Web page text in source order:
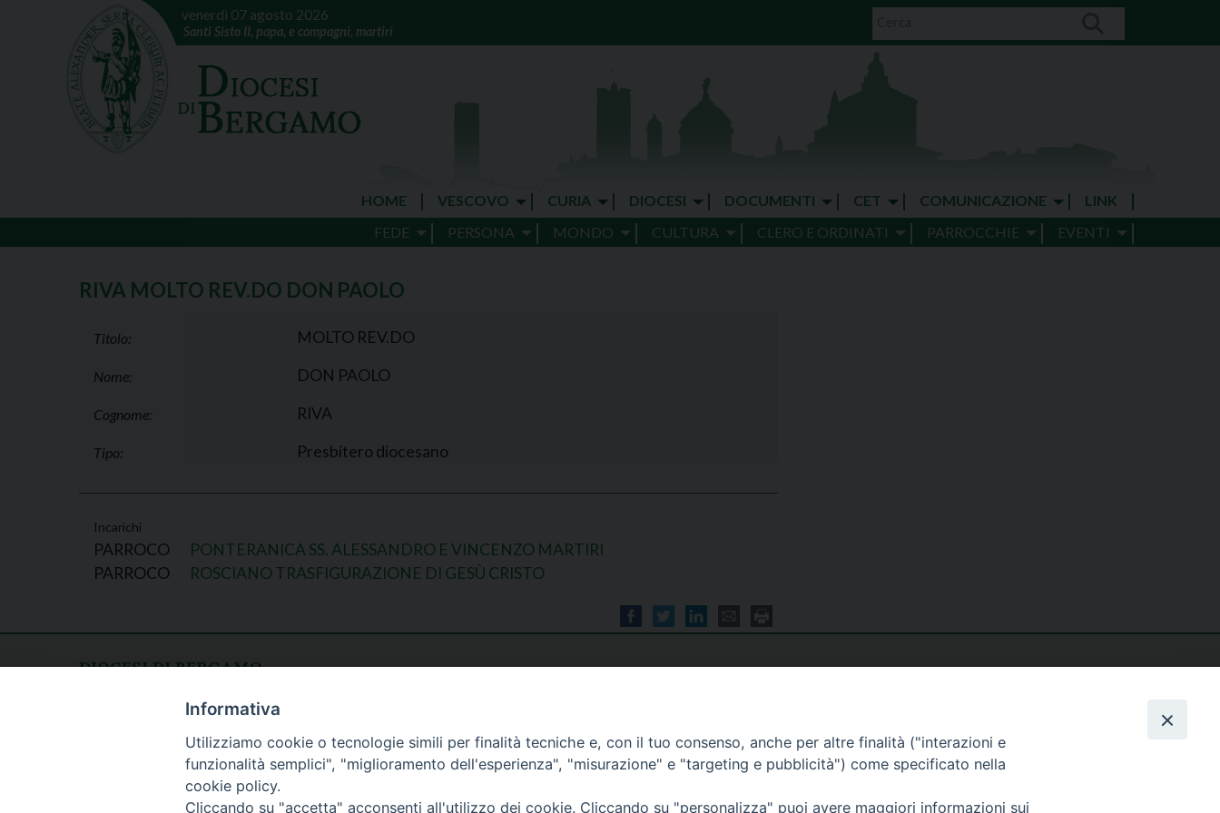
venerdì 07 agosto 2026
Santi Sisto II, papa, e compagni, martiri
HOME VESCOVO CURIA DIOCESI DOCUMENTI CET COMUNICAZIONE
LINK
FEDE
PERSONA MONDO CULTURA CLERO E ORDINATI PARROCCHIE EVENTI
RIVA MOLTO REV.DO DON PAOLO
Titolo: MOLTO REV.DO
Nome: DON PAOLO
Cognome: RIVA
Tipo: Presbitero diocesano
Incarichi
PARROCO
PONTERANICA SS. ALESSANDRO E VINCENZO MARTIRI
PARROCO
ROSCIANO TRASFIGURAZIONE DI GESÙ CRISTO
DIOCESI DI BERGAMO
fax: 035/278.250
lunedì - venerdì
h. 08.30 - 12.30
Informativa
Utilizziamo cookie o tecnologie simili per finalità tecniche e, con il tuo consenso, anche per altre finalità ("interazioni e
funzionalità semplici", "miglioramento dell'esperienza", "misurazione" e "targeting e pubblicità") come specificato nella
cookie policy.
Cliccando su "accetta" acconsenti all'utilizzo dei cookie. Cliccando su "personalizza" puoi avere maggiori informazioni sui